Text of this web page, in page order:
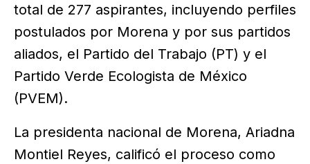
total de 277 aspirantes, incluyendo perfiles
postulados por Morena y por sus partidos
aliados, el Partido del Trabajo (PT) y el
Partido Verde Ecologista de México
(PVEM).
La presidenta nacional de Morena, Ariadna
Montiel Reyes, calificó el proceso como